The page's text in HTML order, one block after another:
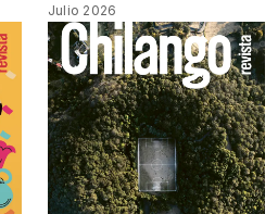
Julio 2026